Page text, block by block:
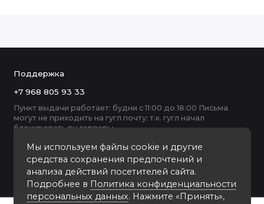
Мы используем файлы cookie и другие
средства сохранения предпочтений и
анализа действий посетителей сайта.
Подробнее в Политика конфиденциальности
персональных данных. Нажмите «Принять»,
Поддержка
+7 968 805 93 33
Пункт выдачи работает: будни с 11:00 до 18:00 Письма
могут не приходить на гугл почту: т.к. гугл начал
блокировать ру серверы